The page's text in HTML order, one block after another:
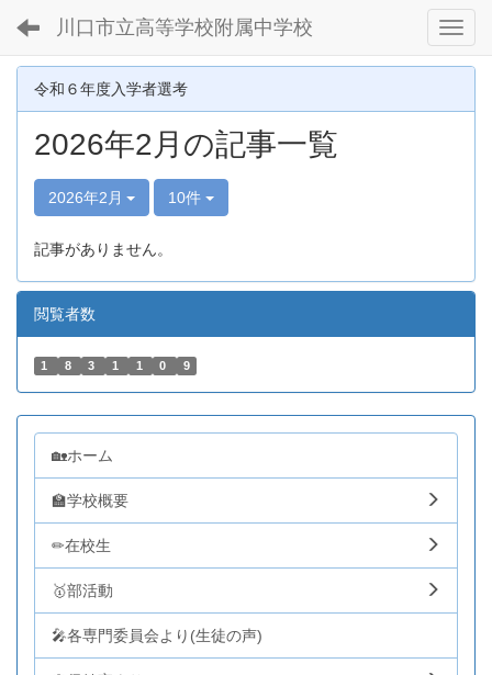
川口市立高等学校附属中学校
令和６年度入学者選考
2026年2月の記事一覧
2026年2月 10件
記事がありません。
閲覧者数
1 8 3 1 1 0 9
🏡ホーム
🏫学校概要
✏在校生
🥇部活動
🎤各専門委員会より(生徒の声)